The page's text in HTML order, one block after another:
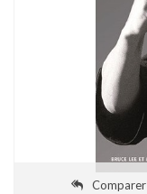
Comparer